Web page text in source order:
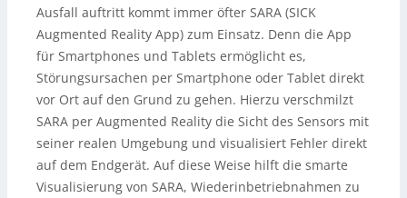
Ausfall auftritt kommt immer öfter SARA (SICK
Augmented Reality App) zum Einsatz. Denn die App
für Smartphones und Tablets ermöglicht es,
Störungsursachen per Smartphone oder Tablet direkt
vor Ort auf den Grund zu gehen. Hierzu verschmilzt
SARA per Augmented Reality die Sicht des Sensors mit
seiner realen Umgebung und visualisiert Fehler direkt
auf dem Endgerät. Auf diese Weise hilft die smarte
Visualisierung von SARA, Wiederinbetriebnahmen zu